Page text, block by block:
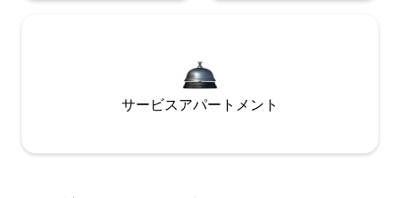
サービスアパートメント